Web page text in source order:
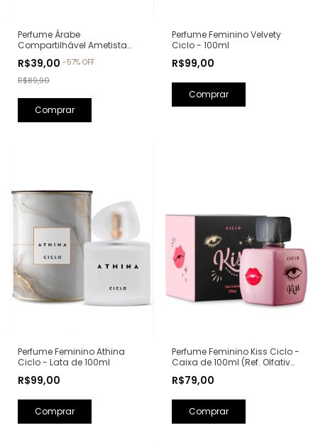
Perfume Árabe
Compartilhável Ametista
25ml (Ref. Olfativa: Bade'e Al
Oud Amethyst Lattafa)
R$39,00 -57% OFF
R$89,90
Perfume Feminino Velvety
Ciclo - 100ml
R$99,00
Perfume Feminino Athina
Ciclo - Lata de 100ml
R$99,00
Perfume Feminino Kiss Ciclo -
Caixa de 100ml (Ref. Olfativa:
R$79,00